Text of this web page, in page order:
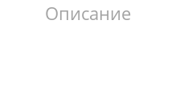
Описание